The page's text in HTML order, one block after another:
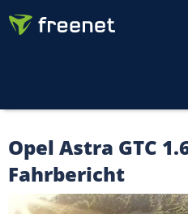
Opel Astra GTC
Fahrbericht